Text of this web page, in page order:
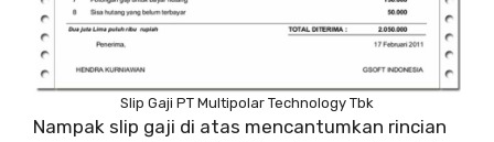
Slip Gaji PT Multipolar Technology Tbk
Nampak slip gaji di atas mencantumkan rincian